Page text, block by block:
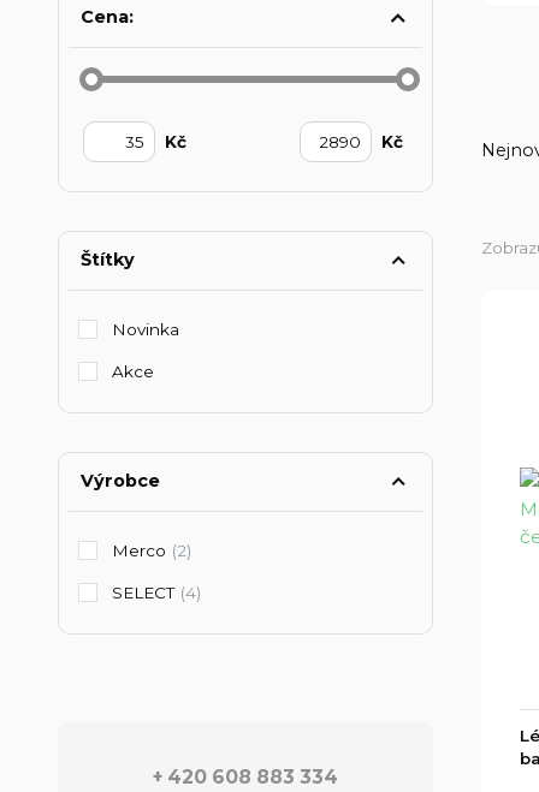
Cena:
Kč Kč
Štítky
Novinka
Akce
Výrobce
Merco (2)
SELECT (4)
+ 420 608 883 334